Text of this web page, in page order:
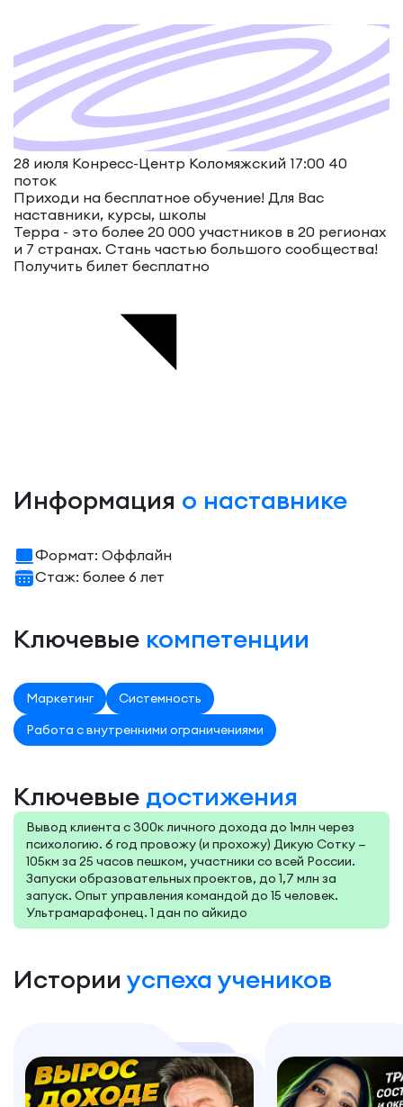
28 июля Конресс-Центр Коломяжский 17:00 40
поток
Приходи на бесплатное обучение! Для Вас
наставники, курсы, школы
Терра - это более 20 000 участников в 20 регионах
и 7 странах. Стань частью большого сообщества!
Получить билет бесплатно
Информация о наставнике
Формат: Оффлайн
Стаж: более 6 лет
Ключевые компетенции
Маркетинг
Системность
Работа с внутренними ограничениями
Ключевые достижения
Вывод клиента с 300к личного дохода до 1млн через
психологию. 6 год провожу (и прохожу) Дикую Сотку —
105км за 25 часов пешком, участники со всей России.
Запуски образовательных проектов, до 1,7 млн за
запуск. Опыт управления командой до 15 человек.
Ультрамарафонец. 1 дан по айкидо
Истории успеха учеников